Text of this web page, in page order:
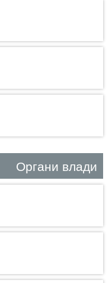
Органи влади